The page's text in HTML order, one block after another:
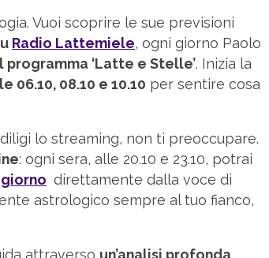
Vuoi scoprire le sue previsioni
Radio Lattemiele, ogni giorno Paolo
‘Latte e Stelle’. Inizia la
06.10, 08.10 e 10.10 per sentire cosa
lo streaming, non ti preoccupare.
: ogni sera, alle 20.10 e 23.10, potrai
direttamente dalla voce di
astrologico sempre al tuo fianco,
attraverso un’analisi profonda